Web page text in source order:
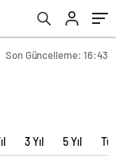
Son Güncelleme: 16:43
3 Yıl 5 Yıl